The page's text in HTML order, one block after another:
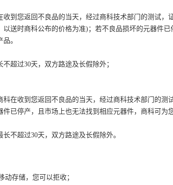
到您返回不良品的当天，经过商科技术部门的测试，
送时商科公布的价格为准)；若不良品损坏的元器件已
。
超过30天，双方路途及长假除外；
在收到您返回不良品的当天，经过商科技术部门的测
已停产，且市场上也无法找到相应元器件，商科可为
不超过30天，双方路途及长假除外。
动存储，您可以拒收；